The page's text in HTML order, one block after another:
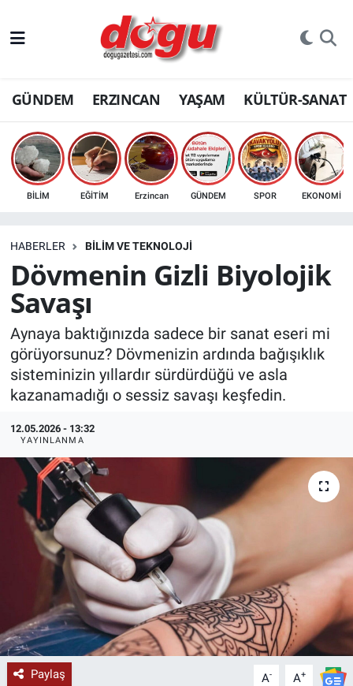
GÜNDEM ERZINCAN YAŞAM KÜLTÜR-SANAT
BİLİM EĞİTİM Erzincan GÜNDEM SPOR EKONOMİ
HABERLER BİLİM VE TEKNOLOJİ
Dövmenin Gizli Biyolojik
Savaşı
Aynaya baktığınızda sadece bir sanat eseri mi
görüyorsunuz? Dövmenizin ardında bağışıklık
sisteminizin yıllardır sürdürdüğü ve asla
kazanamadığı o sessiz savaşı keşfedin.
12.05.2026 - 13:32
YAYINLANMA
Paylaş A- A+
ERZINCAN
GÜNDEM
ERZİNCAN FOTOĞRAFLARI
SAĞLIK
EKONOMİ
Bilim, teknoloji
GENEL
KÜLTÜR-SANAT
Yerel Haber
Politika
SPOR
YAŞAM
RESMİ İLAN